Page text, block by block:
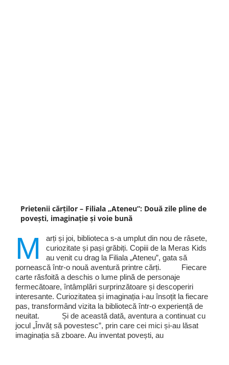
Prietenii cărților – Filiala „Ateneu”: Două zile pline de
povești, imaginație și voie bună
M
arți și joi, biblioteca s-a umplut din nou de râsete,
curiozitate și pași grăbiți. Copiii de la Meras Kids
au venit cu drag la Filiala „Ateneu”, gata să
pornească într-o nouă aventură printre cărți. Fiecare
carte răsfoită a deschis o lume plină de personaje
fermecătoare, întâmplări surprinzătoare și descoperiri
interesante. Curiozitatea și imaginația i-au însoțit la fiecare
pas, transformând vizita la bibliotecă într-o experiență de
neuitat. Și de această dată, aventura a continuat cu
jocul „Învăț să povestesc”, prin care cei mici și-au lăsat
imaginația să zboare. Au inventat povești, au